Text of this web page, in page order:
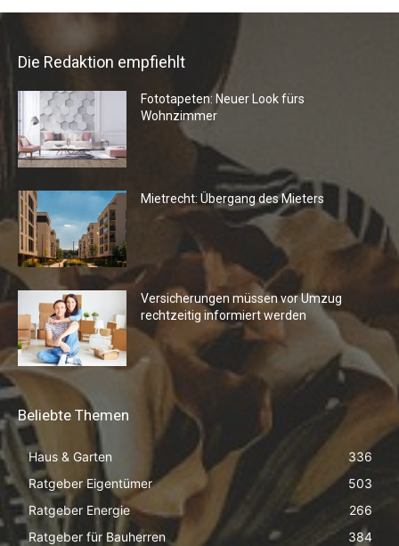
Die Redaktion empfiehlt
Fototapeten: Neuer Look fürs
Wohnzimmer
Mietrecht: Übergang des Mieters
Versicherungen müssen vor Umzug
rechtzeitig informiert werden
Beliebte Themen
Haus & Garten
336
Ratgeber Eigentümer
503
Ratgeber Energie
266
Ratgeber für Bauherren
384